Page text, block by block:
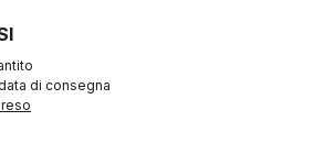
di consegna